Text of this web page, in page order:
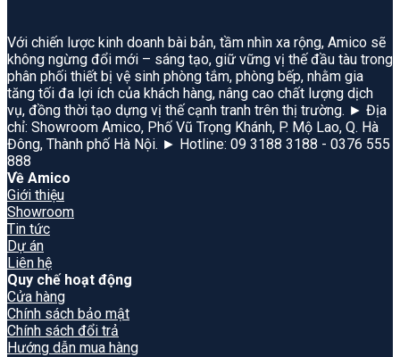
Với chiến lược kinh doanh bài bản, tầm nhìn xa rộng, Amico sẽ
không ngừng đổi mới – sáng tạo, giữ vững vị thế đầu tàu trong
phân phối thiết bị vệ sinh phòng tắm, phòng bếp, nhằm gia
tăng tối đa lợi ích của khách hàng, nâng cao chất lượng dịch
vụ, đồng thời tạo dựng vị thế cạnh tranh trên thị trường. ► Địa
chỉ: Showroom Amico, Phố Vũ Trọng Khánh, P. Mộ Lao, Q. Hà
Đông, Thành phố Hà Nội. ► Hotline: 09 3188 3188 - 0376 555
888
Về Amico
Giới thiệu
Showroom
Tin tức
Dự án
Liên hệ
Quy chế hoạt động
Cửa hàng
Chính sách bảo mật
Chính sách đổi trả
Hướng dẫn mua hàng